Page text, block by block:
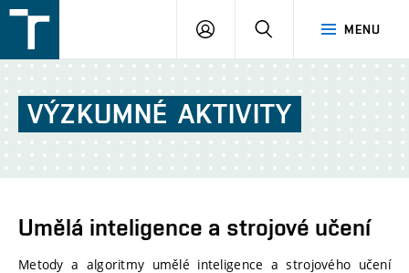
v
Brně
MENU
PŘIHLÁŠENÍ
VÝZKUMNÉ AKTIVITY
Umělá inteligence a strojové učení
Metody a algoritmy umělé inteligence a strojového učení